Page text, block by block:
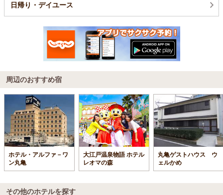
日帰り・デイユース
周辺のおすすめ宿
ホテル・アルファ－ワ
ン丸亀
大江戸温泉物語 ホテル
レオマの森
丸亀ゲストハウス ウ
ェルかめ
その他のホテルを探す